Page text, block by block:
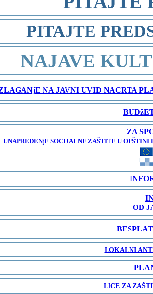
PITAJTE
NAJAVE
NA JAVNI UVID NACRTA
ZA
UNAPREĐENjE SOCIJALNE ZAŠTITE U OPŠTINI
OD
LOKALNI
LICE ZA